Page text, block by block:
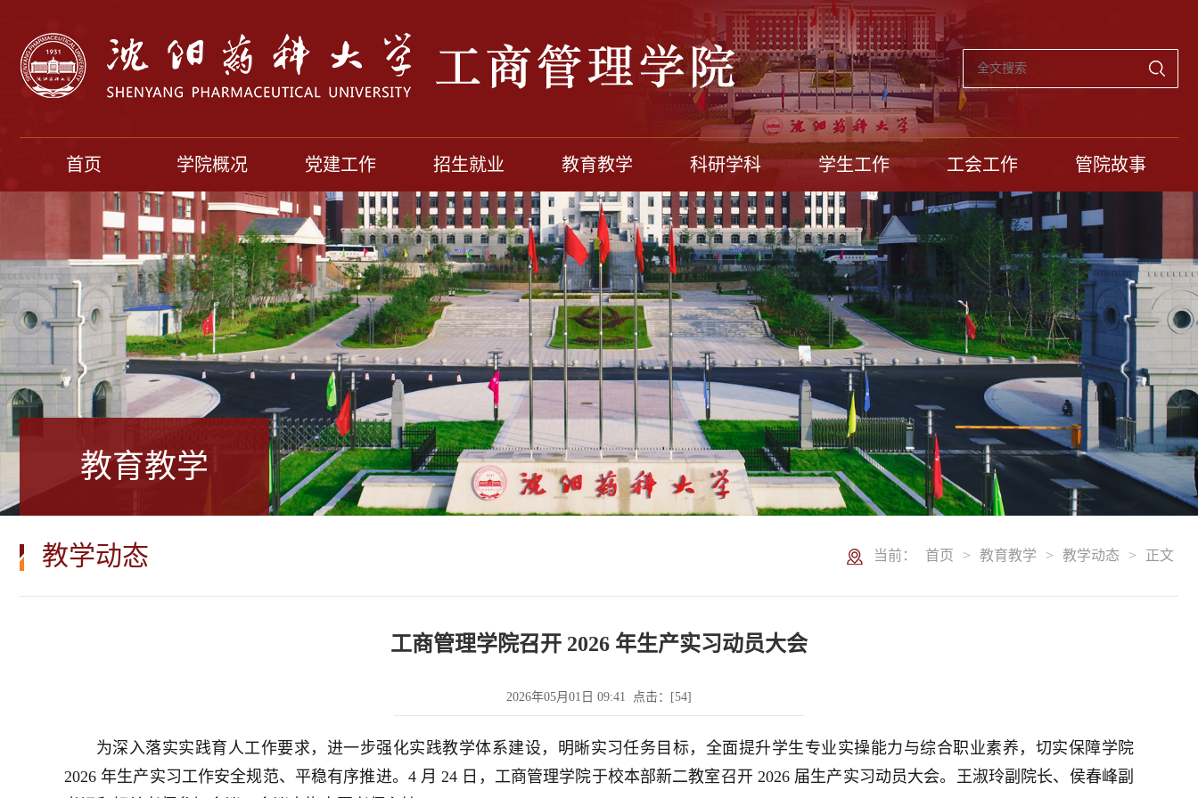
首页 学院概况 党建工作 招生就业 教育教学 科研学科 学生工作 工会工作 管院故事
教育教学
教学动态 当前： 首页 > 教育教学 > 教学动态 > 正文
工商管理学院召开 2026 年生产实习动员大会
2026年05月01日 09:41 点击：[54]
为深入落实实践育人工作要求，进一步强化实践教学体系建设，明晰实习任务目标，全面提升学生专业实操能力与综合职业素养，切实保障学院
2026 年生产实习工作安全规范、平稳有序推进。4 月 24 日，工商管理学院于校本部新二教室召开 2026 届生产实习动员大会。王淑玲副院长、侯春峰副